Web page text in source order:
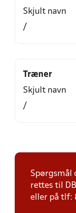
Skjult navn
/
Træner
Skjult navn
/
Spørgsmål
rettes til
eller på tlf: